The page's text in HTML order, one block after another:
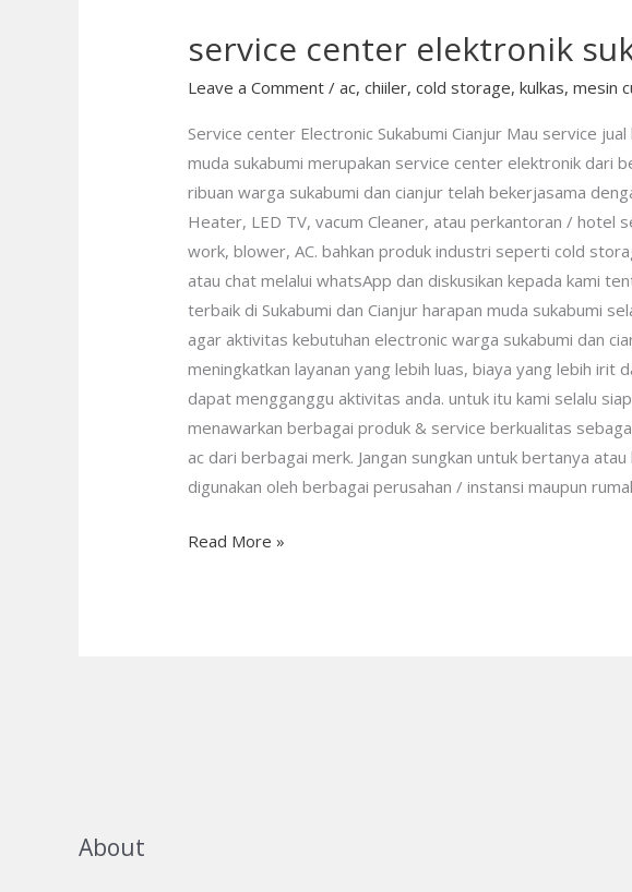
service center elektronik
Leave a Comment /ac,chiiler,cold storage,kulkas,mesin
Service center Electronic Sukabumi Cianjur Mau service
muda sukabumi merupakan service center elektronik dari
ribuan warga sukabumi dan cianjur telah bekerjasama
Heater, LED TV, vacum Cleaner, atau perkantoran /
work, blower, AC. bahkan produk industri seperti cold
atau chat melalui whatsApp dan diskusikan kepada kami
terbaik di Sukabumi dan Cianjur harapan muda sukabumi
agar aktivitas kebutuhan electronic warga sukabumi dan
meningkatkan layanan yang lebih luas, biaya yang lebih
dapat mengganggu aktivitas anda. untuk itu kami selalu
menawarkan berbagai produk & service berkualitas
ac dari berbagai merk. Jangan sungkan untuk bertanya
digunakan oleh berbagai perusahan / instansi maupun
service
elektronik
sukabumi
cianjur
Read More »
About